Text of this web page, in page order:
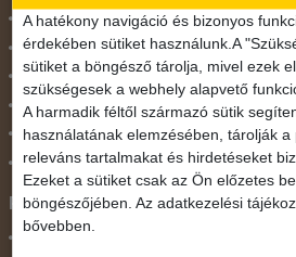
November 1.
Október 23.
Pünkösdi utazás
Szilveszter
Tavaszi szünet
Valentin nap
Programtípus
A hatékony navigáció és bizonyos
érdekében sütiket használunk.A
sütiket a böngésző tárolja, mivel ezek
szükségesek a webhely alapvető
A harmadik féltől származó sütik
használatának elemzésében, tárolják
releváns tartalmakat és hirdetéseket
Ezeket a sütiket csak az Ön előzetes
böngészőjében. Az adatkezelési
bővebben.